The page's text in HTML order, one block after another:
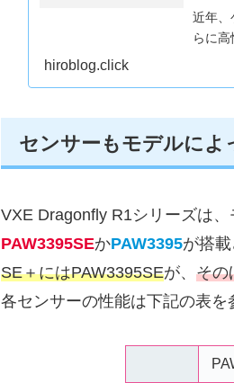
近年、
らに
「
hiroblog.click
センサーもモデルによ
VXE Dragonfly R1シリーズは、
PAW3395SEかPAW3395が搭
SE＋にはPAW3395SEが、 その
各センサーの性能は下記の表を